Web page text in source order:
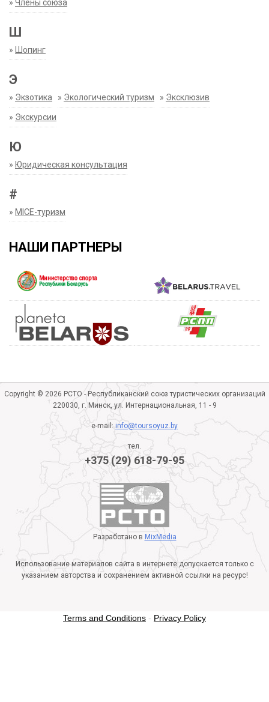
» Члены союза
Ш
» Шопинг
Э
» Экзотика » Экологический туризм » Эксклюзив
» Экскурсии
Ю
» Юридическая консультация
#
» MICE-туризм
НАШИ ПАРТНЕРЫ
Copyright © 2026 РСТО - Республиканский союз туристических организаций
220030, г. Минск, ул. Интернациональная, 11 - 9
e-mail:info@toursoyuz.by
тел.
+375 (29) 618-79-95
Разработано в MixMedia
Использование материалов сайта в интернете допускается только с
указанием авторства и сохранением активной ссылки на ресурс!
Terms and Conditions - Privacy Policy